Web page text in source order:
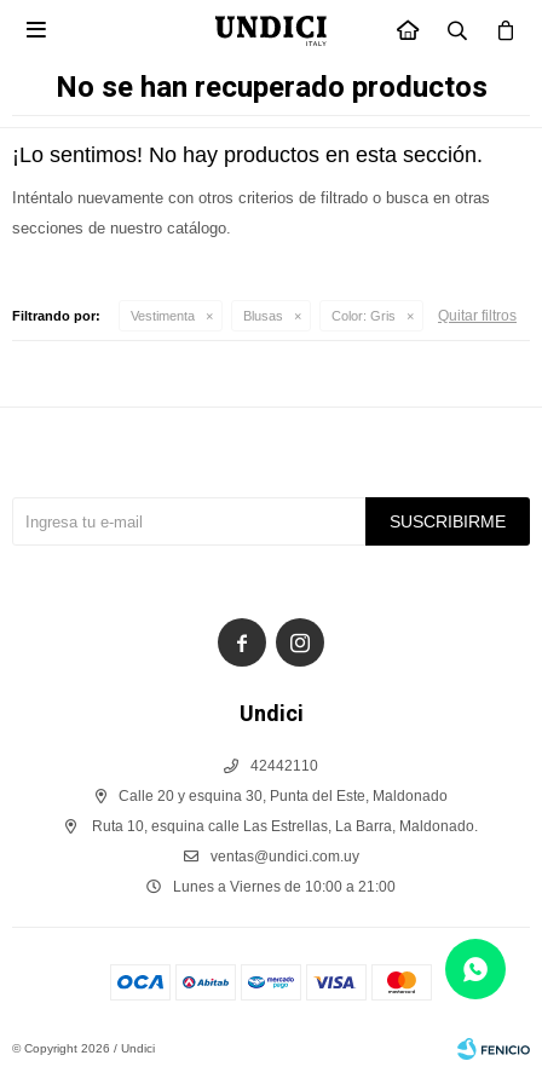
INICIO

No se han recuperado productos
¡Lo sentimos! No hay productos en esta sección.
Inténtalo nuevamente con otros criterios de filtrado o busca en otras
secciones de nuestro catálogo.
Filtrando por: Vestimenta Blusas Color: Gris Quitar filtros
Undici
42442110
Calle 20 y esquina 30, Punta del Este, Maldonado
Ruta 10, esquina calle Las Estrellas, La Barra, Maldonado.
ventas@undici.com.uy
Lunes a Viernes de 10:00 a 21:00
SUSCRIBIRME
 
© Copyright 2026 / Undici